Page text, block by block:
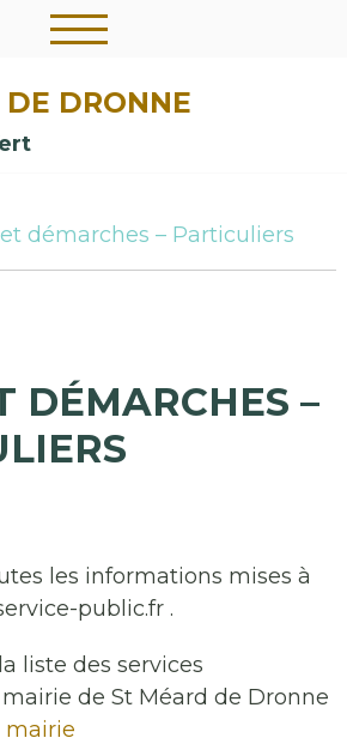
DRONNE
démarches – Particuliers
DÉMARCHES –
les informations mises à
public.fr .
liste des services
de St Méard de Dronne
mairie